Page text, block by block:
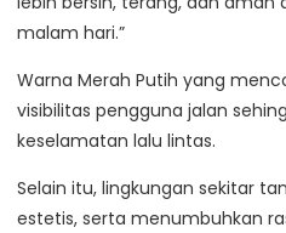
malam hari.”
Warna Merah Putih yang
visibilitas pengguna jalan
keselamatan lalu lintas.
Selain itu, lingkungan sekitar
estetis, serta menumbuhkan